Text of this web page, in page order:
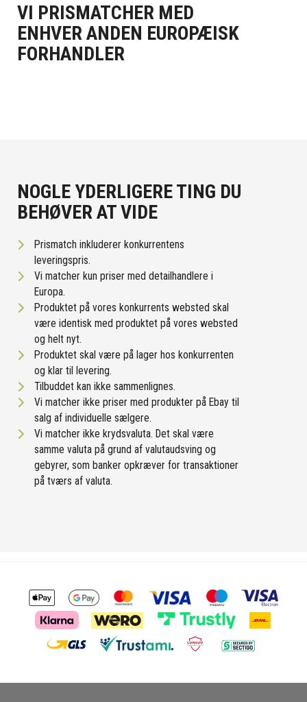
VI PRISMATCHER MED
ENHVER ANDEN EUROPÆISK
FORHANDLER
NOGLE YDERLIGERE TING DU
BEHØVER AT VIDE
Prismatch inkluderer konkurrentens
leveringspris.
Vi matcher kun priser med detailhandlere i
Europa.
Produktet på vores konkurrents websted skal
være identisk med produktet på vores websted
og helt nyt.
Produktet skal være på lager hos konkurrenten
og klar til levering.
Tilbuddet kan ikke sammenlignes.
Vi matcher ikke priser med produkter på Ebay til
salg af individuelle sælgere.
Vi matcher ikke krydsvaluta. Det skal være
samme valuta på grund af valutaudsving og
gebyrer, som banker opkræver for transaktioner
på tværs af valuta.